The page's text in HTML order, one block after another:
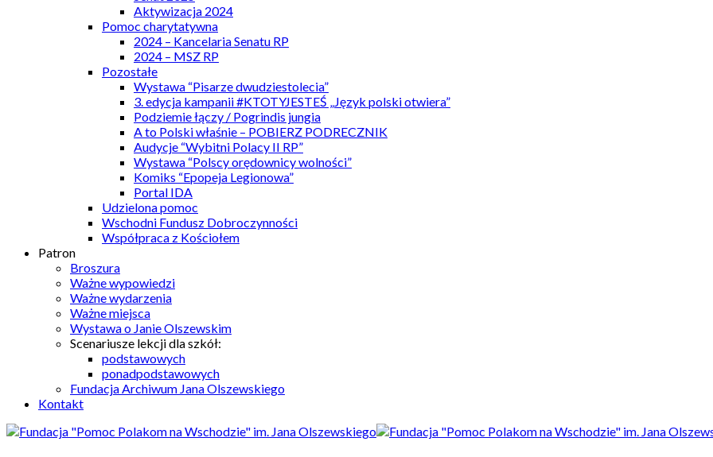
Aktywizacja 2024
Pomoc charytatywna
2024 – Kancelaria Senatu RP
2024 – MSZ RP
Pozostałe
Wystawa “Pisarze dwudziestolecia”
3. edycja kampanii #KTOTYJESTEŚ „Język polski otwiera”
Podziemie łączy / Pogrindis jungia
A to Polski właśnie – POBIERZ PODRECZNIK
Audycje “Wybitni Polacy II RP”
Wystawa “Polscy orędownicy wolności”
Komiks “Epopeja Legionowa”
Portal IDA
Udzielona pomoc
Wschodni Fundusz Dobroczynności
Współpraca z Kościołem
Patron
Broszura
Ważne wypowiedzi
Ważne wydarzenia
Ważne miejsca
Wystawa o Janie Olszewskim
Scenariusze lekcji dla szkół:
podstawowych
ponadpodstawowych
Fundacja Archiwum Jana Olszewskiego
Kontakt